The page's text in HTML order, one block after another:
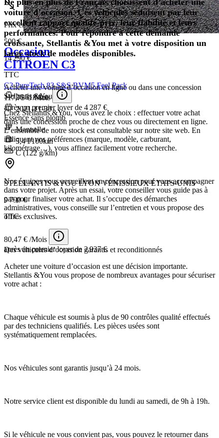
Prix en baisse
500 €
14 290 €
TTC
117,75 € /Mois
après un premier loyer de 4 287 €
Occasion
CITROEN C3
C3 PureTech 83 S&S BVM5 Feel Pack
26 818 km
2021-11-30
Essence sans plomb
Manuelle
5,4 l/100km
C (122 g/km)
STELLANTIS &YOU LYON VÉNISSIEUX ÉTATS-UNIS
9 790 €
TTC
80,47 € /Mois
après un premier loyer de 2 937 €
voiture d’occasion. Ces véhicules séduisent par leur
excellent rapport qualité-prix, leur fiabilité et leurs
performances. Pour répondre à cette demande
croissante, Stellantis &You met à votre disposition un
large stock de modèles disponibles.
Acheter une voiture d’occasion en ligne ou dans une concession
Stellantis &You
Chez Stellantis &You, vous avez le choix : effectuer votre achat
dans une concession proche de chez vous ou directement en ligne.
L’ensemble de notre stock est consultable sur notre site web. En
indiquant vos préférences (marque, modèle, carburant,
kilométrage…), vous affinez facilement votre recherche.
Nos équipes vous accueillent en concession pour vous accompagner
dans votre projet. Après un essai, votre conseiller vous guide pas à
pas pour finaliser votre achat. Il s’occupe des démarches
administratives, vous conseille sur l’entretien et vous propose des
offres exclusives.
Des véhicules d’occasion garantis et reconditionnés
Acheter une voiture d’occasion est une décision importante.
Stellantis &You vous propose de nombreux avantages pour sécuriser
votre achat :
Chaque véhicule est soumis à plus de 90 contrôles qualité effectués
par des techniciens qualifiés. Les pièces usées sont
systématiquement remplacées.
Nos véhicules sont garantis jusqu’à 24 mois.
Notre service client est disponible du lundi au samedi, de 9h à 19h.
Si le véhicule ne vous convient pas, vous pouvez le retourner dans